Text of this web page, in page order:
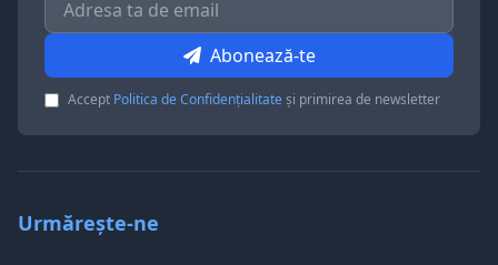
Abonează-te
Accept Politica de Confidențialitateși primirea de newsletter
Urmărește-ne